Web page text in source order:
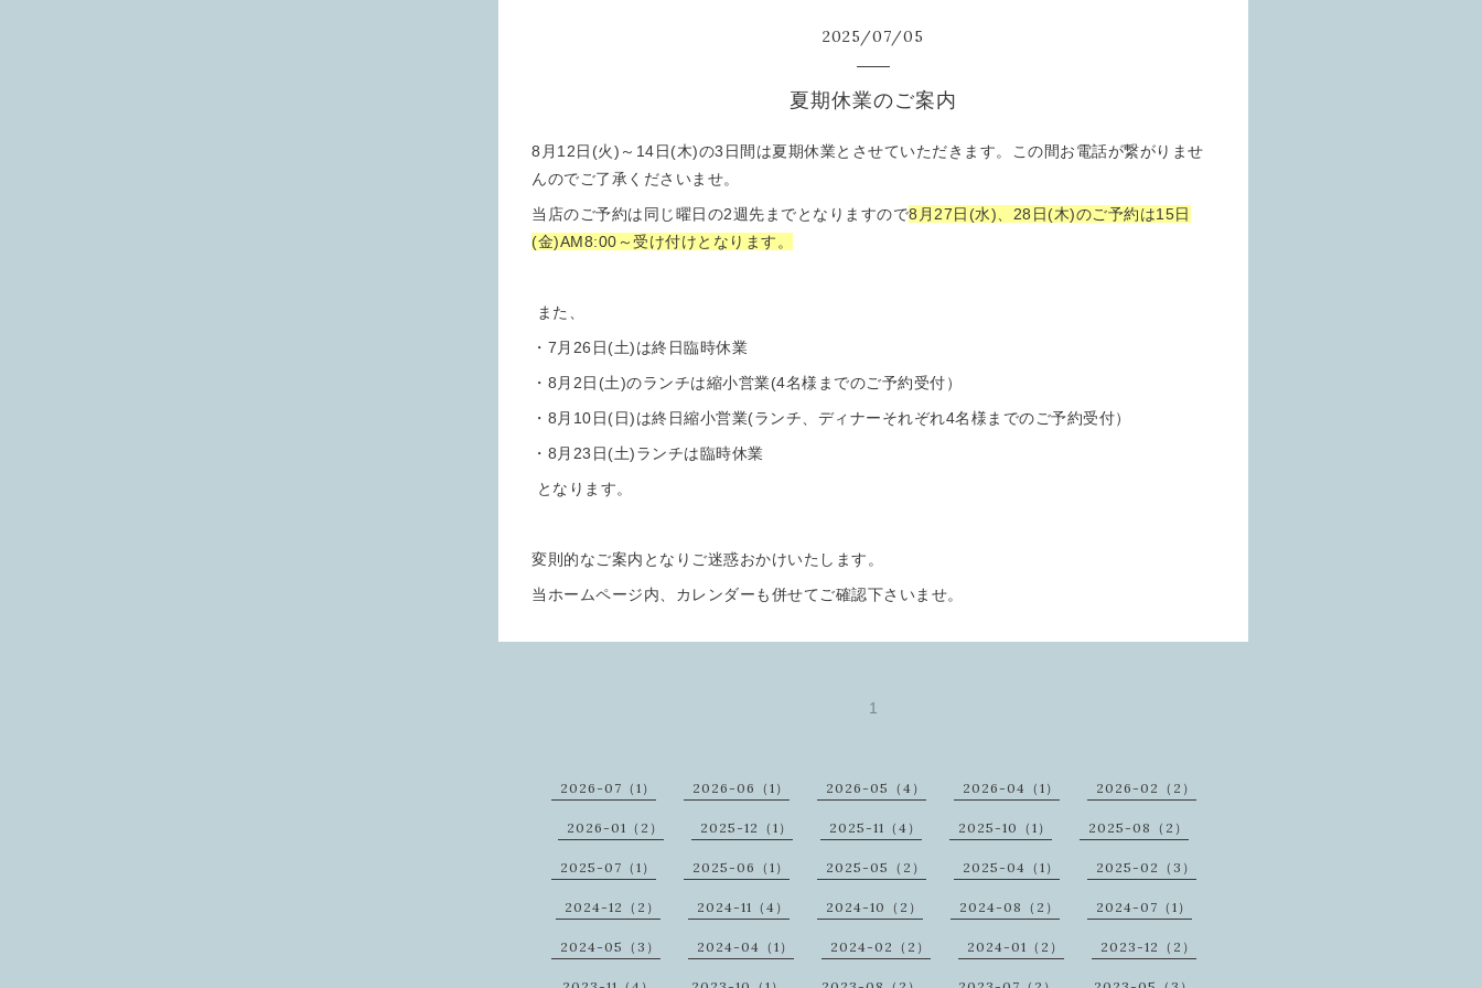
2025/07/05
夏期休業のご案内
8月12日(火)～14日(木)の3日間は夏期休業とさせていただきます。この間お電話が繋がりませ
んのでご了承くださいませ。
当店のご予約は同じ曜日の2週先までとなりますので8月27日(水)、28日(木)のご予約は15日
(金)AM8:00～受け付けとなります。
また、
・7月26日(土)は終日臨時休業
・8月2日(土)のランチは縮小営業(4名様までのご予約受付）
・8月10日(日)は終日縮小営業(ランチ、ディナーそれぞれ4名様までのご予約受付）
・8月23日(土)ランチは臨時休業
となります。
変則的なご案内となりご迷惑おかけいたします。
当ホームページ内、カレンダーも併せてご確認下さいませ。
1
2026-07（1） 2026-06（1） 2026-05（4） 2026-04（1） 2026-02（2）
2026-01（2） 2025-12（1） 2025-11（4） 2025-10（1） 2025-08（2）
2025-07（1） 2025-06（1） 2025-05（2） 2025-04（1） 2025-02（3）
2024-12（2） 2024-11（4） 2024-10（2） 2024-08（2） 2024-07（1）
2024-05（3） 2024-04（1） 2024-02（2） 2024-01（2） 2023-12（2）